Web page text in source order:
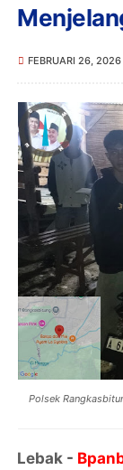
FEBRUARI 26, 2026
Polsek
Lebak -